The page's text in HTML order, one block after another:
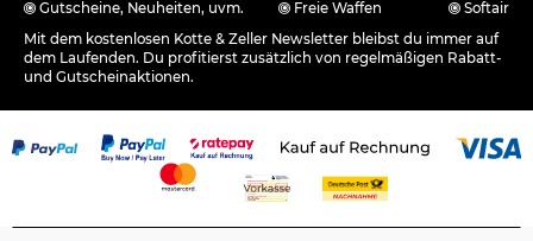
Gutscheine, Neuheiten, uvm. Freie Waffen
Softair
Mit dem kostenlosen Kotte & Zeller Newsletter bleibst du immer auf
dem Laufenden. Du profitierst zusätzlich von regelmäßigen Rabatt-
und Gutscheinaktionen.